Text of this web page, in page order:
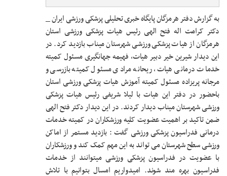
به گزارش دفتر هرمزگان پایگاه خبری تحلیلی پزشکی ورزشی ایران _
دکتر کرامت اله فتح الهی رئیس هیات پزشکی ورزشی استان
هرمزگان از هیات پزشکی ورزشی شهرستان میناب بازدید کرد. در
این دیدار شیرین خیر دبیر هیات، فهیمه جهانگیری مسئول کمیته
خدمات درمانی هیات، ریحانه مرادی مسئول کمیته بازرسی و
مرجانه پریزاده مسئول کمیته آموزش هیات پزشکی ورزشی استان
باحضور در دفتر این هیات با لیلا شریفی رئیس هیات پزشکی
ورزشی شهرستان میناب دیدار کردند. در این دیدار دکتر فتح الهی
ضمن تاکید بر اهمیت عضویت کلیه ورزشکاران در کمیته خدمات
درمانی فدراسیون پزشکی ورزشی گفت : بازدید مستمر از اماکن
ورزشی سطح شهرستان می تواند به این مهم کمک کند و ورزشکاران
با عضویت در فدراسیون پزشکی ورزشی میتوانند از خدمات
فدراسیون بهره مند شوند. امیدواریم امسال بتوانیم با تلاش